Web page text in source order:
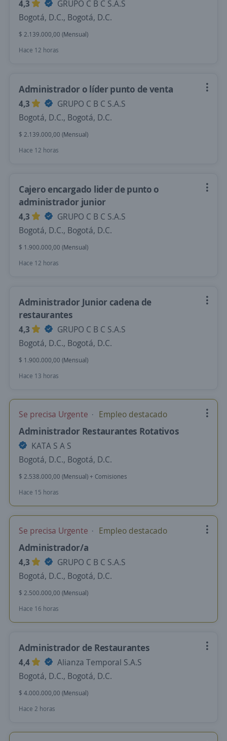
4,3
GRUPO C B C S.A.S
Bogotá, D.C., Bogotá, D.C.
$ 2.139.000,00 (Mensual)
Hace 12 horas
Administrador o líder punto de venta
4,3
GRUPO C B C S.A.S
Bogotá, D.C., Bogotá, D.C.
$ 2.139.000,00 (Mensual)
Hace 12 horas
Cajero encargado lider de punto o
administrador junior
4,3
GRUPO C B C S.A.S
Bogotá, D.C., Bogotá, D.C.
$ 1.900.000,00 (Mensual)
Hace 12 horas
Administrador Junior cadena de
restaurantes
4,3
GRUPO C B C S.A.S
Bogotá, D.C., Bogotá, D.C.
$ 1.900.000,00 (Mensual)
Hace 13 horas
Se precisa Urgente Empleo destacado
Administrador Restaurantes Rotativos
KATA S A S
Bogotá, D.C., Bogotá, D.C.
$ 2.538.000,00 (Mensual) + Comisiones
Hace 15 horas
Se precisa Urgente Empleo destacado
Administrador/a
4,3
GRUPO C B C S.A.S
Bogotá, D.C., Bogotá, D.C.
$ 2.500.000,00 (Mensual)
Hace 16 horas
Administrador de Restaurantes
4,4
Alianza Temporal S.A.S
Bogotá, D.C., Bogotá, D.C.
$ 4.000.000,00 (Mensual)
Hace 2 horas